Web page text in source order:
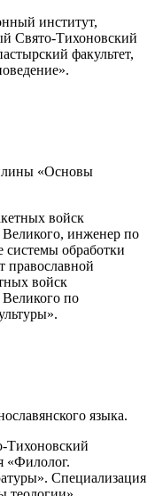
институт,
Свято-Тихоновский
факультет,
«Основы
войск
Великого, инженер по
системы обработки
православной
войск
Великого по
языка.
Тихоновский
«Филолог.
Специализация